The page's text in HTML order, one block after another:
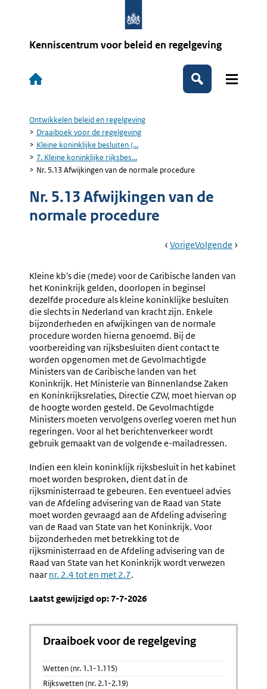
Kenniscentrum voor beleid en regelgeving
Hoofdnavigatie
Zoeken
Kruimelpad
Ontwikkelen beleid en regelgeving
Draaiboek voor de regelgeving
Kleine koninklijke besluiten (...
7. Kleine koninklijke rijksbes...
Nr. 5.13 Afwijkingen van de normale procedure
Nr. 5.13 Afwijkingen van de
normale procedure
Book
Ga
VorigePagina:
Koninklijke
Rijksbesluiten
(nr.
5.13-
5.15)
Ga
Volgende Pagina:
Kleine kb's die (mede) voor de Caribische landen van
het Koninkrijk gelden, doorlopen in beginsel
dezelfde procedure als kleine koninklijke besluiten
die slechts in Nederland van kracht zijn. Enkele
bijzonderheden en afwijkingen van de normale
procedure worden hierna genoemd. Bij de
voorbereiding van rijksbesluiten dient contact te
worden opgenomen met de Gevolmachtigde
Ministers van de Caribische landen van het
Koninkrijk. Het Ministerie van Binnenlandse Zaken
en Koninkrijksrelaties, Directie CZW, moet hiervan op
de hoogte worden gesteld. De Gevolmachtigde
Ministers moeten vervolgens overleg voeren met hun
regeringen. Voor al het berichtenverkeer wordt
gebruik gemaakt van de volgende e-mailadressen.
Indien een klein koninklijk rijksbesluit in het kabinet
moet worden besproken, dient dat in de
rijksministerraad te gebeuren. Een eventueel advies
van de Afdeling advisering van de Raad van State
moet worden gevraagd aan de Afdeling advisering
van de Raad van State van het Koninkrijk. Voor
bijzonderheden met betrekking tot de
rijksministerraad en de Afdeling advisering van de
Raad van State van het Koninkrijk wordt verwezen
naar nr. 2.4 tot en met 2.7.
Laatst gewijzigd op: 7-7-2026
Draaiboek voor de regelgeving
Wetten (nr. 1.1-1.115)
Rijkswetten (nr. 2.1-2.19)